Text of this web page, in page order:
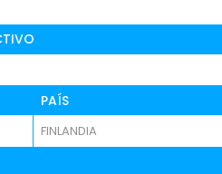
PAÍS
FINLANDIA